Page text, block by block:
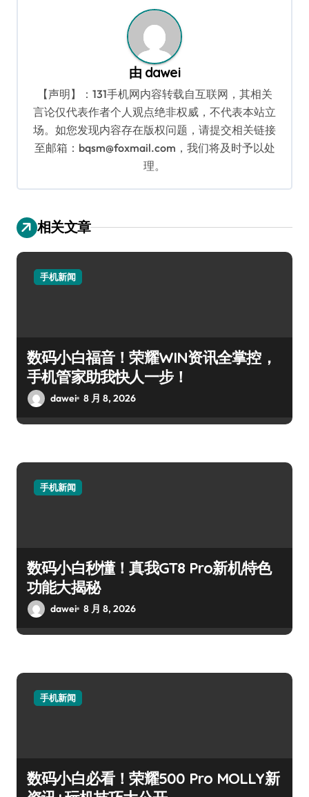
由 dawei
【声明】：131手机网内容转载自互联网，其相关
言论仅代表作者个人观点绝非权威，不代表本站立
场。如您发现内容存在版权问题，请提交相关链接
至邮箱：bqsm@foxmail.com，我们将及时予以处
理。
相关文章
手机新闻
数码小白福音！荣耀WIN资讯全掌控，
手机管家助我快人一步！
dawei 8 月 8, 2026
手机新闻
数码小白秒懂！真我GT8 Pro新机特色
功能大揭秘
dawei 8 月 8, 2026
手机新闻
数码小白必看！荣耀500 Pro MOLLY新